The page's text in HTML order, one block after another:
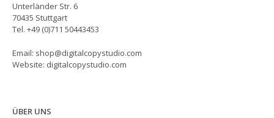
Unterländer Str. 6
70435 Stuttgart
Tel. +49 (0)711 50443453
Email: shop@digitalcopystudio.com
Website: digitalcopystudio.com
ÜBER UNS